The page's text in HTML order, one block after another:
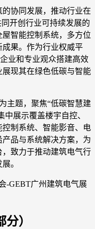
协同发展，推动行业在
开创行业可持续发展的
智能控制系统，多方位
果。作为行业权威平
业和专业观众搭建高效
现其在绿色低碳与智能
主题，聚焦“低碳智慧建
中展示覆盖楼宇自控、
制系统、智能影音、电
品与系统解决方案，为
致力于推动建筑电气行
。
）